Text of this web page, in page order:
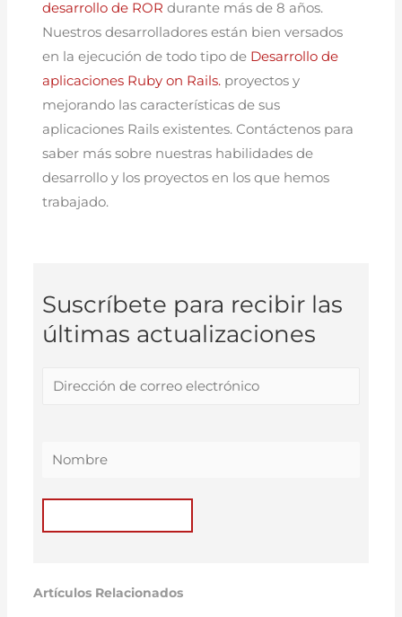
desarrollo de ROR durante más de 8 años.
Nuestros desarrolladores están bien versados
en la ejecución de todo tipo de Desarrollo de
aplicaciones Ruby on Rails. proyectos y
mejorando las características de sus
aplicaciones Rails existentes. Contáctenos para
saber más sobre nuestras habilidades de
desarrollo y los proyectos en los que hemos
trabajado.
Suscríbete para recibir las
últimas actualizaciones
Artículos Relacionados